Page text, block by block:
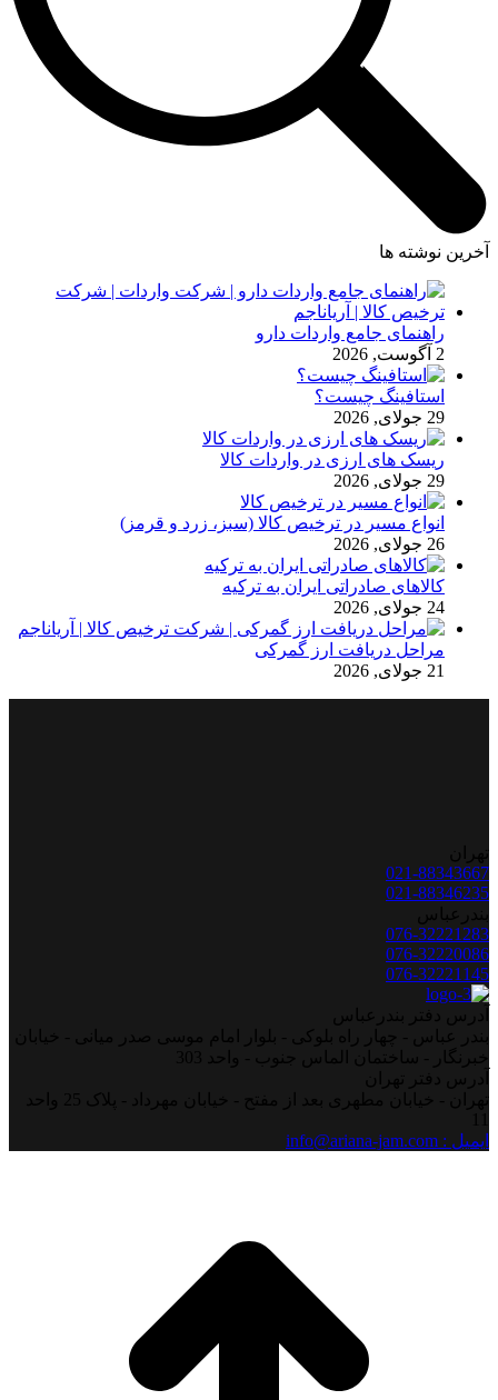
آخرین نوشته ها
راهنمای جامع واردات دارو
2 آگوست, 2026
استافینگ چیست؟
29 جولای, 2026
ریسک های ارزی در واردات کالا
29 جولای, 2026
انواع مسیر در ترخیص کالا (سبز، زرد و قرمز)
26 جولای, 2026
کالاهای صادراتی ایران به ترکیه
24 جولای, 2026
مراحل دریافت ارز گمرکی
21 جولای, 2026
021-88343667
021-88346235
076-32221283
076-32220086
076-32221145
ایمیل : info@ariana-jam.com